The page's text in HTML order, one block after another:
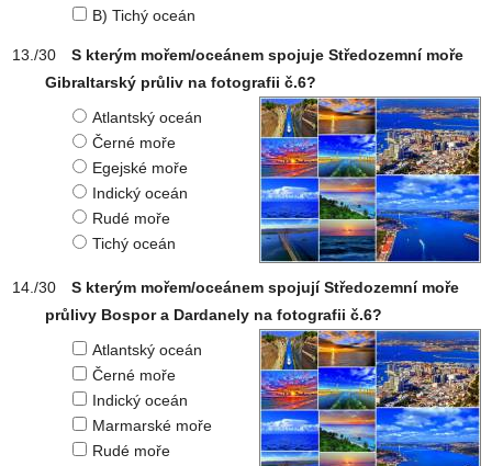
B) Tichý oceán
S kterým mořem/oceánem spojuje Středozemní moře
Gibraltarský průliv na fotografii č.6?
Atlantský oceán
Černé moře
Egejské moře
Indický oceán
Rudé moře
Tichý oceán
S kterým mořem/oceánem spojují Středozemní moře
průlivy Bospor a Dardanely na fotografii č.6?
Atlantský oceán
Černé moře
Indický oceán
Marmarské moře
Rudé moře